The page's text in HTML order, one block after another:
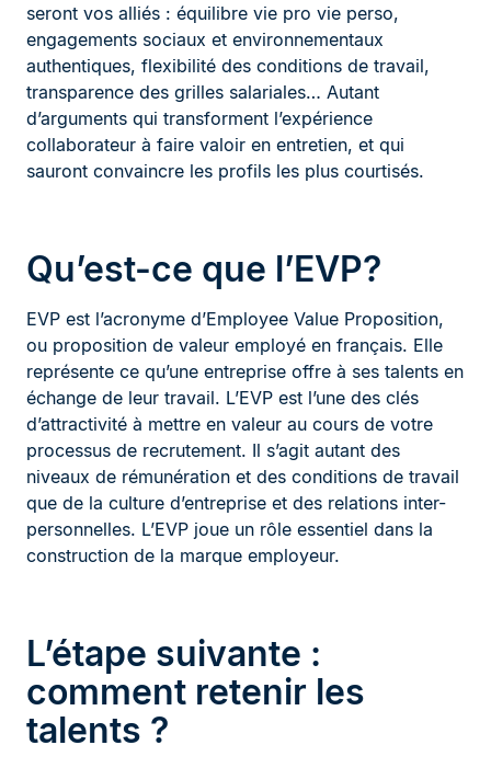
seront vos alliés : équilibre vie pro vie perso,
engagements sociaux et environnementaux
authentiques, flexibilité des conditions de travail,
transparence des grilles salariales… Autant
d’arguments qui transforment l’expérience
collaborateur à faire valoir en entretien, et qui
sauront convaincre les profils les plus courtisés.
Qu’est-ce que l’EVP?
EVP est l’acronyme d’Employee Value Proposition,
ou proposition de valeur employé en français. Elle
représente ce qu’une entreprise offre à ses talents en
échange de leur travail. L’EVP est l’une des clés
d’attractivité à mettre en valeur au cours de votre
processus de recrutement. Il s’agit autant des
niveaux de rémunération et des conditions de travail
que de la culture d’entreprise et des relations inter-
personnelles. L’EVP joue un rôle essentiel dans la
construction de la marque employeur.
L’étape suivante :
comment retenir les
talents ?